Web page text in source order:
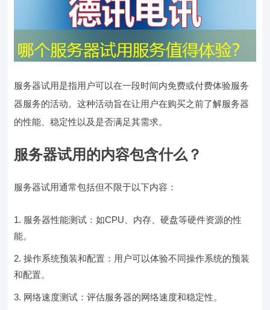
服务器试用是指用户可以在一段时间内免费或付费体验服务
器服务的活动。这种活动旨在让用户在购买之前了解服务器
的性能、稳定性以及是否满足其需求。
服务器试用的内容包含什么？
服务器试用通常包括但不限于以下内容：
服务器性能测试：如CPU、内存、硬盘等硬件资源的性
能。
操作系统预装和配置：用户可以体验不同操作系统的预装
和配置。
网络速度测试：评估服务器的网络速度和稳定性。